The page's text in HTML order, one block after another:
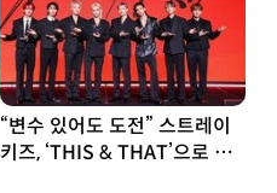
“변수 있어도 도전” 스트레이
키즈, ‘THIS & THAT’으로 보